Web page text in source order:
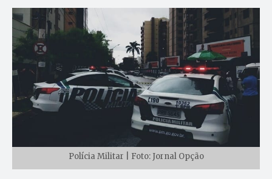
Polícia Militar | Foto: Jornal Opção